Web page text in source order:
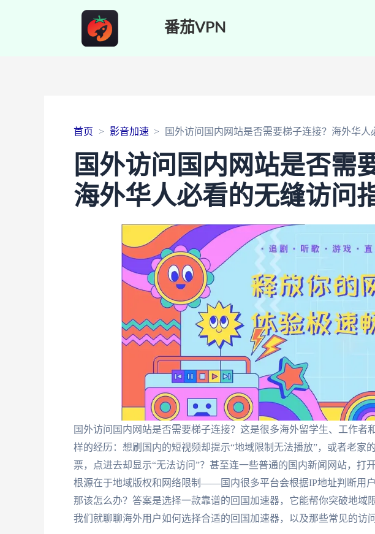
番茄VPN
首页 影音加速 国外访问国内网站是否需要梯子连接？海外华人
国外访问国内网站是否需
海外华人必看的无缝访问
国外访问国内网站是否需要梯子连接？这是很多海外留学生、工作者
样的经历：想刷国内的短视频却提示“地域限制无法播放”，或者老家
票，点进去却显示“无法访问”？甚至连一些普通的国内新闻网站，打
根源在于地域版权和网络限制——国内很多平台会根据IP地址判断用户
那该怎么办？答案是选择一款靠谱的回国加速器，它能帮你突破地域
我们就聊聊海外用户如何选择合适的回国加速器，以及那些常见的访